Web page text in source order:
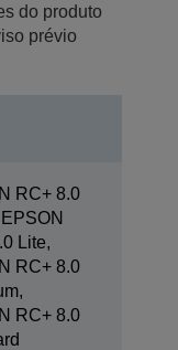
do produto
prévio
RC+ 8.0
Lite,
RC+ 8.0
RC+ 8.0